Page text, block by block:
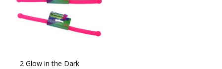
2 Glow in the Dark